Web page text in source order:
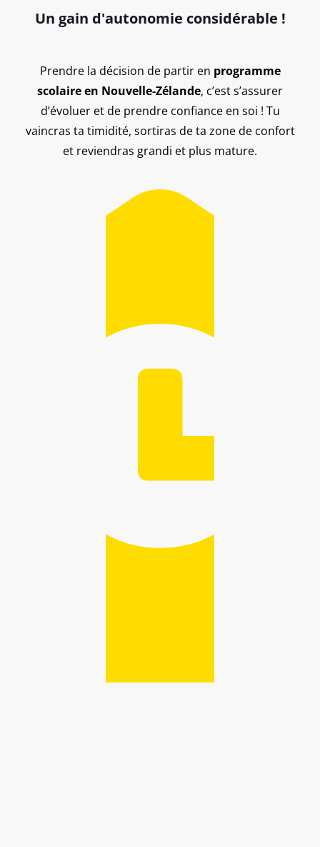
Un gain d'autonomie considérable !
Prendre la décision de partir en programme
scolaire en Nouvelle-Zélande, c’est s’assurer
d’évoluer et de prendre confiance en soi ! Tu
vaincras ta timidité, sortiras de ta zone de confort
et reviendras grandi et plus mature.